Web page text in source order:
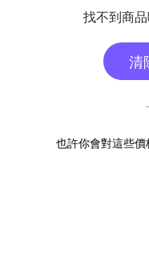
找不到商
清
也許你會對這些價